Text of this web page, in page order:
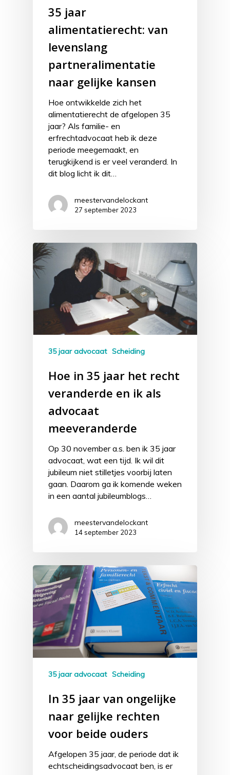
35 jaar
alimentatierecht: van
levenslang
partneralimentatie
naar gelijke kansen
Hoe ontwikkelde zich het
alimentatierecht de afgelopen 35
jaar? Als familie- en
erfrechtadvocaat heb ik deze
periode meegemaakt, en
terugkijkend is er veel veranderd. In
dit blog licht ik dit…
meestervandelockant
27 september 2023
35 jaar advocaat Scheiding
Hoe in 35 jaar het recht
veranderde en ik als
advocaat
meeveranderde
Op 30 november a.s. ben ik 35 jaar
advocaat, wat een tijd. Ik wil dit
jubileum niet stilletjes voorbij laten
gaan. Daarom ga ik komende weken
in een aantal jubileumblogs…
meestervandelockant
14 september 2023
35 jaar advocaat Scheiding
In 35 jaar van ongelijke
naar gelijke rechten
voor beide ouders
Afgelopen 35 jaar, de periode dat ik
echtscheidingsadvocaat ben, is er